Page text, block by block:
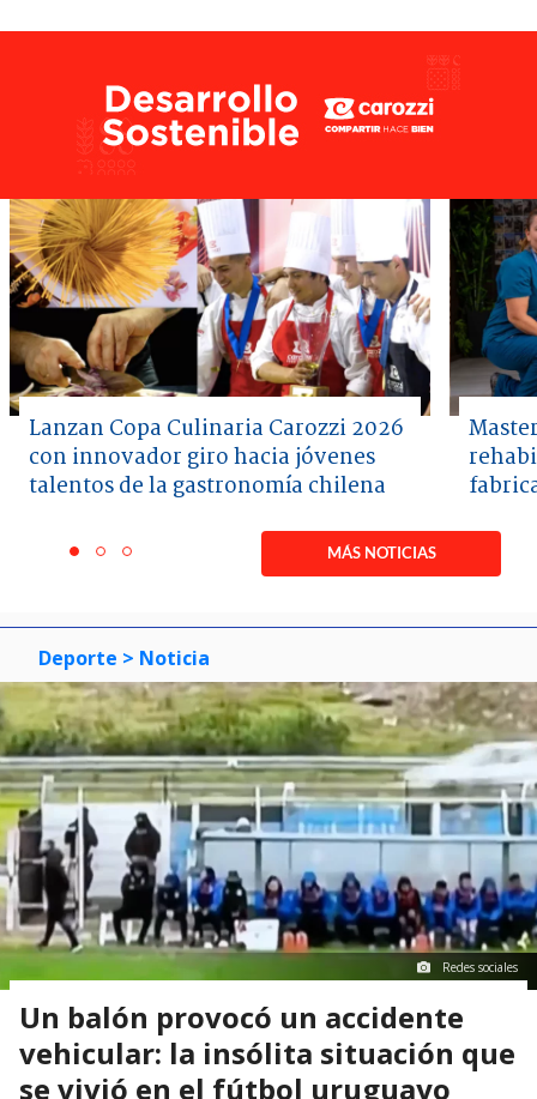
Lanzan Copa Culinaria Carozzi 2026
con innovador giro hacia jóvenes
talentos de la gastronomía chilena
itemitemitem
MÁS NOTICIAS
Deporte > Noticia
Redes sociales
Un balón provocó un accidente
vehicular: la insólita situación que
se vivió en el fútbol uruguayo